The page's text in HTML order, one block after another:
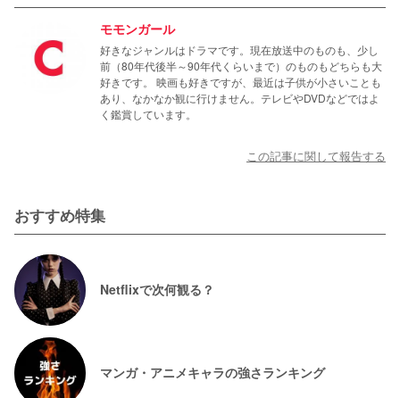
モモンガール
好きなジャンルはドラマです。現在放送中のものも、少し
前（80年代後半～90年代くらいまで）のものもどちらも大
好きです。 映画も好きですが、最近は子供が小さいことも
あり、なかなか観に行けません。テレビやDVDなどではよ
く鑑賞しています。
この記事に関して報告する
おすすめ特集
Netflixで次何観る？
マンガ・アニメキャラの強さランキング